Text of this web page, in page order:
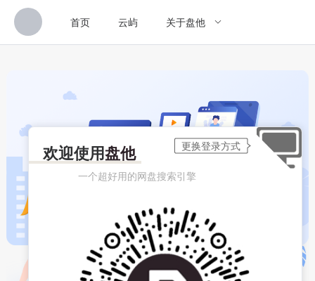
首页 云屿 关于盘他
欢迎使用盘他
一个超好用的网盘搜索引擎